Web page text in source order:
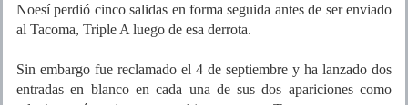
Noesí perdió cinco salidas en forma seguida antes de ser enviado
al Tacoma, Triple A luego de esa derrota.
Sin embargo fue reclamado el 4 de septiembre y ha lanzado dos
entradas en blanco en cada una de sus dos apariciones como